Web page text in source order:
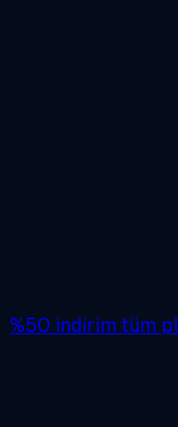
%50 indirim tüm